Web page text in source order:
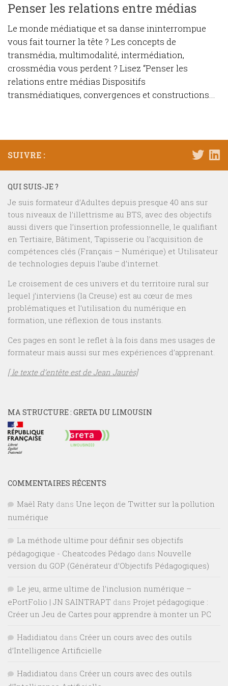
Penser les relations entre médias
Le monde médiatique et sa danse ininterrompue
vous fait tourner la tête ? Les concepts de
transmédia, multimodalité, intermédiation,
crossmédia vous perdent ? Lisez “Penser les
relations entre médias Dispositifs
transmédiatiques, convergences et constructions...
SUIVRE :
QUI SUIS-JE ?
Je suis formateur d’Adultes depuis presque 40 ans sur
tous niveaux de l’illettrisme au BTS, avec des objectifs
aussi divers que l’insertion professionnelle, le qualifiant
en Tertiaire, Bâtiment, Tapisserie ou l’acquisition de
compétences clés (Français – Numérique) et Utilisateur
de technologies depuis l’aube d’internet.
Le croisement de ces univers et du territoire rural sur
lequel j’interviens (la Creuse) est au cœur de mes
problématiques et l’utilisation du numérique en
formation, une réflexion de tous instants.
Ces pages en sont le reflet à la fois dans mes usages de
formateur mais aussi sur mes expériences d’apprenant.
[ le texte d’entête est de Jean Jaurès]
MA STRUCTURE : GRETA DU LIMOUSIN
COMMENTAIRES RÉCENTS
Maël Raty dans Une leçon de Twitter sur la pollution
numérique
La méthode ultime pour définir ses objectifs
pédagogique - Cheatcodes Pédago dans Nouvelle
version du GOP (Générateur d’Objectifs Pédagogiques)
Le jeu, arme ultime de l’inclusion numérique –
ePortFolio | JN SAINTRAPT dans Projet pédagogique :
Créer un Jeu de Cartes pour apprendre à monter un PC
Hadidiatou dans Créer un cours avec des outils
d’Intelligence Artificielle
Hadidiatou dans Créer un cours avec des outils